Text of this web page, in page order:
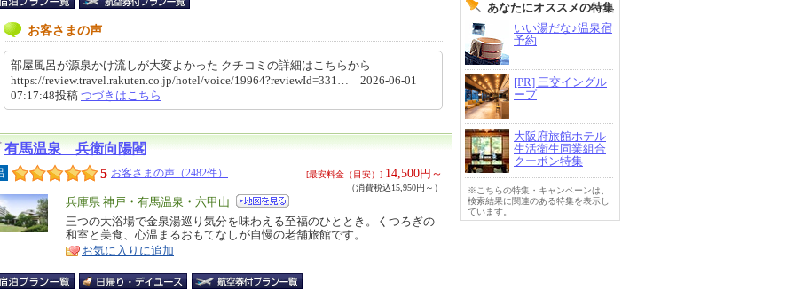
お客さまの声
部屋風呂が源泉かけ流しが大変よかった クチコミの詳細はこちらから
https://review.travel.rakuten.co.jp/hotel/voice/19964?reviewId=331… 2026-06-01
07:17:48投稿 つづきはこちら
有馬温泉 兵衛向陽閣
5 お客さまの声（2482件） [最安料金（目安）] 14,500円～
（消費税込15,950円～）
エ
リ
ア
兵庫県 神戸・有馬温泉・六甲山
特
徴
三つの大浴場で金泉湯巡り気分を味わえる至福のひととき。くつろぎの
和室と美食、心温まるおもてなしが自慢の老舗旅館です。
お気に入りに追加
あなたにオススメの特集
いい湯だな♪温泉宿
予約
[PR] 三交イングル
ープ
大阪府旅館ホテル
生活衛生同業組合
クーポン特集
※こちらの特集・キャンペーンは、
検索結果に関連のある特集を表示し
ています。